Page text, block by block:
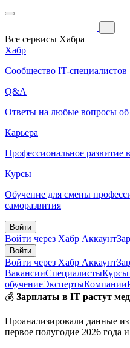
Все сервисы Хабра
Хабр
Сообщество IT-специалистов
Q&A
Ответы на любые вопросы
Карьера
Профессиональное развитие
Курсы
Обучение для смены
саморазвития
Войти
Войти через Хабр Аккаунт
Войти
Войти через Хабр Аккаунт
ВакансииСпециалистыКурсы
обучениеЭкспертыКомпании
💰 Зарплаты в IT растут
Проанализировали данные из
первое полугодие 2026 года